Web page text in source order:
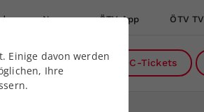
News ÖTV App ÖTV TV
uns Kreise DC-Tickets
Einige davon werden
Ihre